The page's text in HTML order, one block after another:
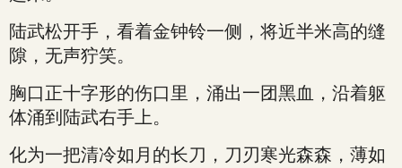
陆武松开手，看着金钟铃一侧，将近半米高的缝
隙，无声狞笑。
胸口正十字形的伤口里，涌出一团黑血，沿着躯
体涌到陆武右手上。
化为一把清冷如月的长刀，刀刃寒光森森，薄如